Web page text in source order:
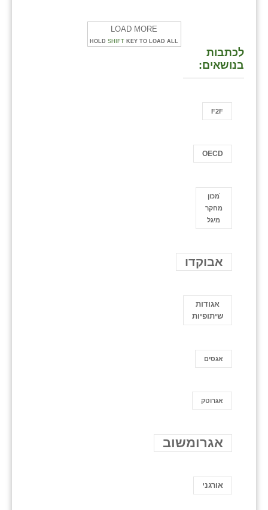
LOAD MORE
HOLD SHIFT KEY TO LOAD ALL
לכתבות
בנושאים:
F2F
OECD
ֿמכון
מחקר
מיגל
אבוקדו
אגודות
שיתופיות
אגסים
אגרוטק
אגרומשוב
אורגני